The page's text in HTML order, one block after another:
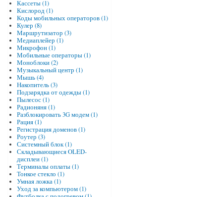
Кассеты (1)
Кислород (1)
Коды мобильных операторов (1)
Кулер (8)
Маршрутизатор (3)
Медиаплейер (1)
Микрофон (1)
Мобильные операторы (1)
Моноблоки (2)
Музыкальный центр (1)
Мышь (4)
Накопитель (3)
Подзарядка от одежды (1)
Пылесос (1)
Радионяня (1)
Разблокировать 3G модем (1)
Рация (1)
Регистрация доменов (1)
Роутер (3)
Системный блок (1)
Складывающиеся OLED-
дисплеи (1)
Терминалы оплаты (1)
Тонкое стекло (1)
Умная ложка (1)
Уход за компьютером (1)